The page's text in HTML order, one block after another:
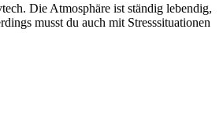
Die Atmosphäre ist ständig lebendig,
musst du auch mit Stresssituationen